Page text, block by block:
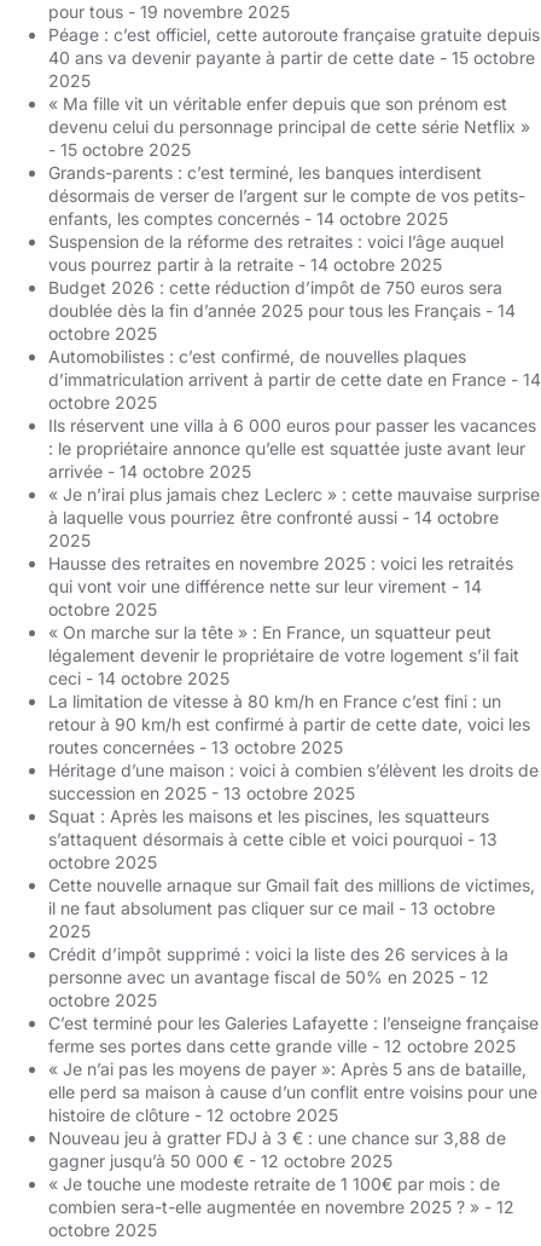
pour tous - 19 novembre 2025
Péage : c’est officiel, cette autoroute française gratuite depuis
40 ans va devenir payante à partir de cette date - 15 octobre
2025
« Ma fille vit un véritable enfer depuis que son prénom est
devenu celui du personnage principal de cette série Netflix »
- 15 octobre 2025
Grands-parents : c’est terminé, les banques interdisent
désormais de verser de l’argent sur le compte de vos petits-
enfants, les comptes concernés - 14 octobre 2025
Suspension de la réforme des retraites : voici l’âge auquel
vous pourrez partir à la retraite - 14 octobre 2025
Budget 2026 : cette réduction d’impôt de 750 euros sera
doublée dès la fin d’année 2025 pour tous les Français - 14
octobre 2025
Automobilistes : c’est confirmé, de nouvelles plaques
d’immatriculation arrivent à partir de cette date en France - 14
octobre 2025
Ils réservent une villa à 6 000 euros pour passer les vacances
: le propriétaire annonce qu’elle est squattée juste avant leur
arrivée - 14 octobre 2025
« Je n’irai plus jamais chez Leclerc » : cette mauvaise surprise
à laquelle vous pourriez être confronté aussi - 14 octobre
2025
Hausse des retraites en novembre 2025 : voici les retraités
qui vont voir une différence nette sur leur virement - 14
octobre 2025
« On marche sur la tête » : En France, un squatteur peut
légalement devenir le propriétaire de votre logement s’il fait
ceci - 14 octobre 2025
La limitation de vitesse à 80 km/h en France c’est fini : un
retour à 90 km/h est confirmé à partir de cette date, voici les
routes concernées - 13 octobre 2025
Héritage d’une maison : voici à combien s’élèvent les droits de
succession en 2025 - 13 octobre 2025
Squat : Après les maisons et les piscines, les squatteurs
s’attaquent désormais à cette cible et voici pourquoi - 13
octobre 2025
Cette nouvelle arnaque sur Gmail fait des millions de victimes,
il ne faut absolument pas cliquer sur ce mail - 13 octobre
2025
Crédit d’impôt supprimé : voici la liste des 26 services à la
personne avec un avantage fiscal de 50% en 2025 - 12
octobre 2025
C’est terminé pour les Galeries Lafayette : l’enseigne française
ferme ses portes dans cette grande ville - 12 octobre 2025
« Je n’ai pas les moyens de payer »: Après 5 ans de bataille,
elle perd sa maison à cause d’un conflit entre voisins pour une
histoire de clôture - 12 octobre 2025
Nouveau jeu à gratter FDJ à 3 € : une chance sur 3,88 de
gagner jusqu’à 50 000 € - 12 octobre 2025
« Je touche une modeste retraite de 1 100€ par mois : de
combien sera-t-elle augmentée en novembre 2025 ? » - 12
octobre 2025